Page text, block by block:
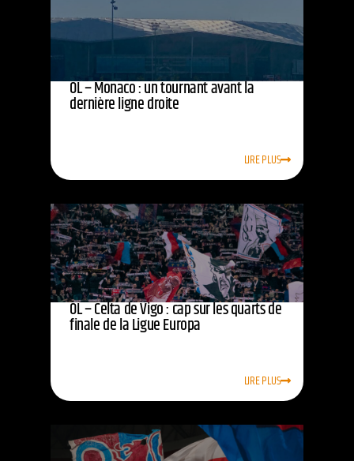
OL – Monaco : un tournant avant la
dernière ligne droite
LIRE PLUS
OL – Celta de Vigo : cap sur les quarts de
finale de la Ligue Europa
LIRE PLUS